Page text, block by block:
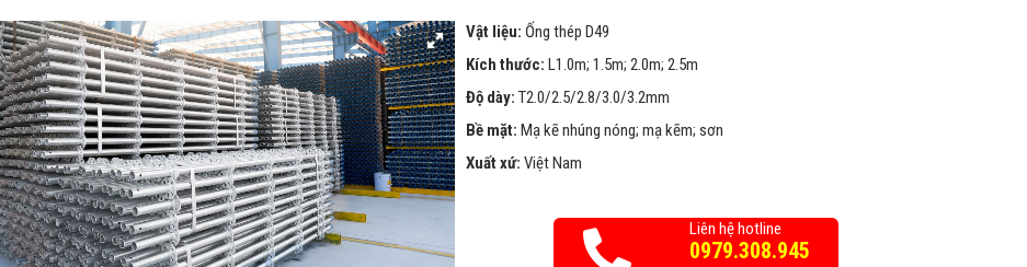
Vật liệu: Ống thép D49
Kích thước: L1.0m; 1.5m; 2.0m; 2.5m
Độ dày: T2.0/2.5/2.8/3.0/3.2mm
Bề mặt: Mạ kẽ nhúng nóng; mạ kẽm; sơn
Xuất xứ: Việt Nam
Liên hệ hotline
0979.308.945